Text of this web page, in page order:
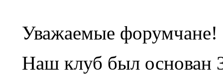
Уважаемые форумчане!
Наш клуб был основан